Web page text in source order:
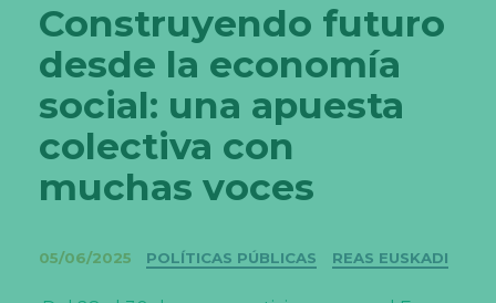
Construyendo futuro
desde la economía
social: una apuesta
colectiva con
muchas voces
05/06/2025 Categorías
POLÍTICAS PÚBLICAS REAS EUSKADI